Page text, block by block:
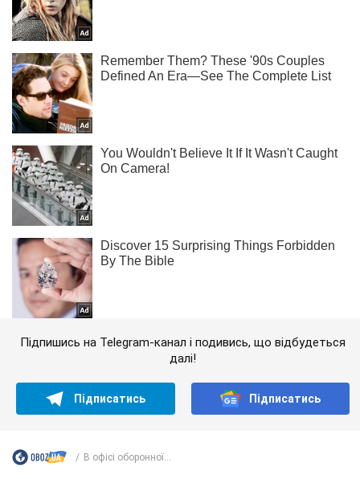
Підпишись на Telegram-канал і подивись, що відбудеться
далі!
Підписатись Підписатись
В офісі оборонної...